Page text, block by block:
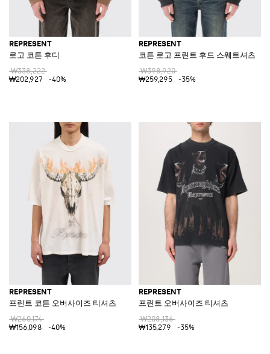
REPRESENT
로고 코튼 후디
₩338,222
₩202,927
-40%
REPRESENT
코튼 로고 프린트 후드 스웨트셔츠
₩398,920
₩259,295
-35%
REPRESENT
프린트 코튼 오버사이즈 티셔츠
₩260,174
₩156,098
-40%
REPRESENT
프린트 오버사이즈 티셔츠
₩208,136
₩135,279
-35%